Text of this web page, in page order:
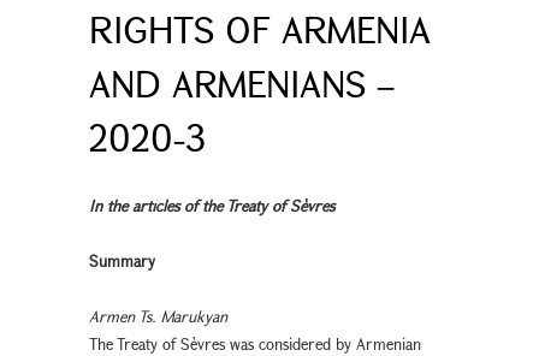
RIGHTS OF ARMENIA
AND ARMENIANS –
2020-3
In the articles of the Treaty of Sèvres
Summary
Armen Ts. Marukyan
The Treaty of Sèvres was considered by Armenian